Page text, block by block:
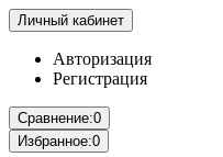
Личный кабинет
Авторизация
Регистрация
Сравнение:0
Избранное:0